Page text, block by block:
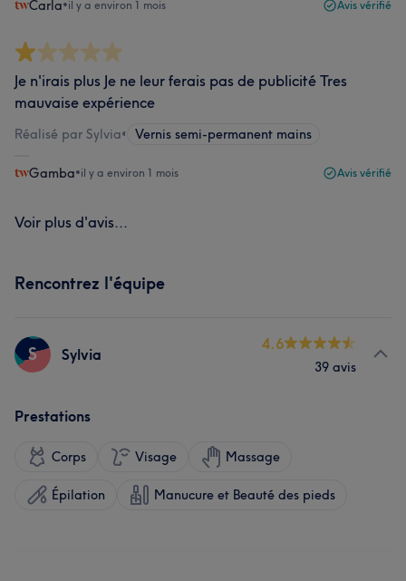
Carla•il y a environ 1 mois Avis vérifié
Je n'irais plus Je ne leur ferais pas de publicité Tres
mauvaise expérience
Réalisé par Sylvia• Vernis semi-permanent mains
Gamba•il y a environ 1 mois Avis vérifié
Voir plus d'avis...
Rencontrez l'équipe
S Sylvia
4.6
39 avis
Prestations
Corps Visage Massage
Épilation Manucure et Beauté des pieds